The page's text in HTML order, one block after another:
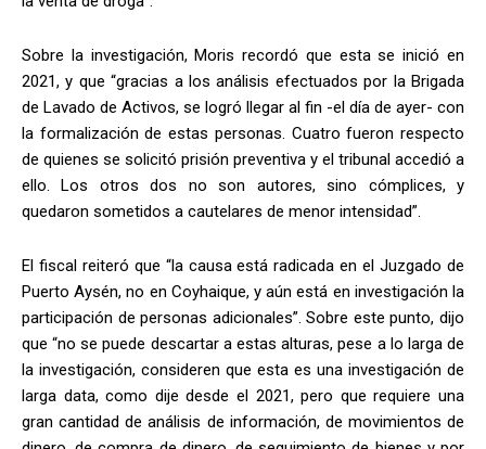
Sobre la investigación, Moris recordó que esta se inició en
2021, y que “gracias a los análisis efectuados por la Brigada
de Lavado de Activos, se logró llegar al fin -el día de ayer- con
la formalización de estas personas. Cuatro fueron respecto
de quienes se solicitó prisión preventiva y el tribunal accedió a
ello. Los otros dos no son autores, sino cómplices, y
quedaron sometidos a cautelares de menor intensidad”.
El fiscal reiteró que “la causa está radicada en el Juzgado de
Puerto Aysén, no en Coyhaique, y aún está en investigación la
participación de personas adicionales”. Sobre este punto, dijo
que “no se puede descartar a estas alturas, pese a lo larga de
la investigación, consideren que esta es una investigación de
larga data, como dije desde el 2021, pero que requiere una
gran cantidad de análisis de información, de movimientos de